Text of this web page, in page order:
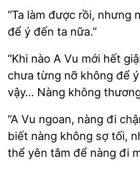
“Ta làm được rồi, nhưng
ý đến
nữa.”
“Khi nào A mới hết
chưa từng nỡ không để
vậy… Nàng không
“A Vu ngoan, nàng đi
biết nàng không
tối,
yên tâm để nàng đi